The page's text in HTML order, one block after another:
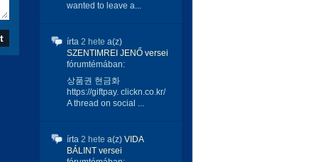
wanted to leave a...
írta 2 hete a(z)
SZENTIMREI JENŐ versei
fórumtémában:
상품권 현금화
https://giftpay. clickn.co.kr/
A thread on social ...
írta 2 hete a(z) VIDA
BÁLINT versei